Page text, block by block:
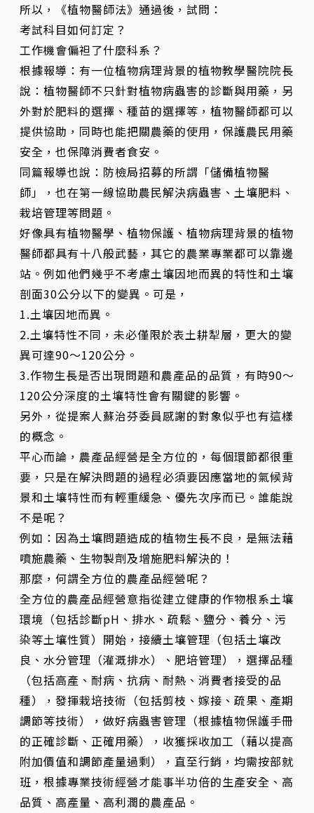
所以，《植物醫師法》通過後，試問：
考試科目如何訂定？
工作機會偏袒了什麼科系？
根據報導：有一位植物病理背景的植物教學醫院院長
說：植物醫師不只針對植物病蟲害的診斷與用藥，另
外對於肥料的選擇、種苗的選擇等，植物醫師都可以
提供協助，同時也能把關農藥的使用，保護農民用藥
安全，也保障消費者食安。
同篇報導也說：防檢局招募的所謂「儲備植物醫
師」，也在第一線協助農民解決病蟲害、土壤肥料、
栽培管理等問題。
好像具有植物醫學、植物保護、植物病理背景的植物
醫師都具有十八般武藝，其它的農業專業都可以靠邊
站。例如他們幾乎不考慮土壤因地而異的特性和土壤
剖面30公分以下的變異。可是，
1.土壤因地而異。
2.土壤特性不同，未必僅限於表土耕犁層，更大的變
異可達90～120公分。
3.作物生長是否出現問題和農產品的品質，有時90～
120公分深度的土壤特性會有關鍵的影響。
另外，從提案人蘇治芬委員感謝的對象似乎也有這樣
的概念。
平心而論，農產品經營是全方位的，每個環節都很重
要，只是在解決問題的過程必須要因應當地的氣候背
景和土壤特性而有輕重緩急、優先次序而已。誰能說
不是呢？
例如：因為土壤問題造成的植物生長不良，是無法藉
噴施農藥、生物製劑及增施肥料解決的！
那麼，何謂全方位的農產品經營呢？
全方位的農產品經營意指從建立健康的作物根系土壤
環境（包括診斷pH、排水、疏鬆、鹽分、養分、污
染等土壤性質）開始，接續土壤管理（包括土壤改
良、水分管理（灌溉排水）、肥培管理），選擇品種
（包括高產、耐病、抗病、耐熱、消費者接受的品
種），發揮栽培技術（包括剪枝、嫁接、疏果、產期
調節等技術），做好病蟲害管理（根據植物保護手冊
的正確診斷、正確用藥），收獲採收加工（藉以提高
附加價值和調節產量過剩），直至行銷，均需按部就
班，根據專業技術經營才能事半功倍的生產安全、高
品質、高產量、高利潤的農產品。